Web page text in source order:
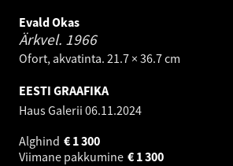
Evald Okas
Ärkvel. 1966
Ofort, akvatinta. 21.7 × 36.7 cm
EESTI GRAAFIKA
Haus Galerii 06.11.2024
Alghind
1 300
€
Viimane pakkumine
1 300
€